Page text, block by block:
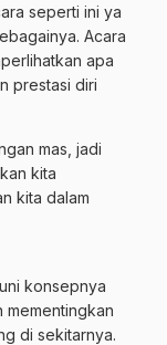
seperti ini ya
Acara
apa
prestasi diri
mas, jadi
kita
kita dalam
konsepnya
mementingkan
di sekitarnya.